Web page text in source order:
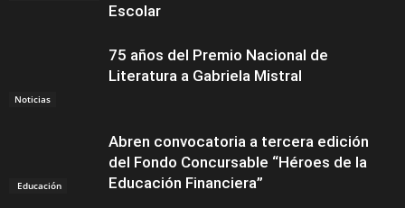
Escolar
Noticias
75 años del Premio Nacional de
Literatura a Gabriela Mistral
Educación
Abren convocatoria a tercera edición
del Fondo Concursable “Héroes de la
Educación Financiera”